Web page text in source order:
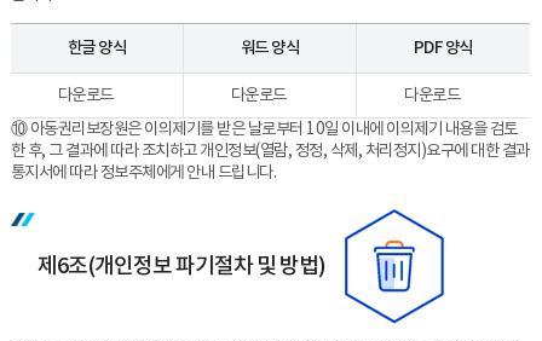
한글 양식 워드 양식 PDF 양식
다운로드 다운로드
다운로드
⑩ 아동권리보장원은 이의제기를 받은 날로부터 10일 이내에 이의제기 내용을 검토
한 후, 그 결과에 따라 조치하고 개인정보(열람, 정정, 삭제, 처리정지)요구에 대한 결과
통지서에 따라 정보주체에게 안내 드립니다.
제6조(개인정보 파기절차 및 방법)